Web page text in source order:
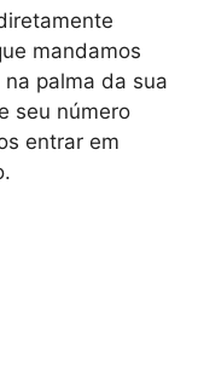
mandamos
palma da sua
seu número
entrar em